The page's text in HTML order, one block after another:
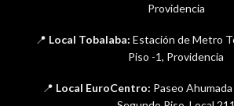
Providencia
📍 Local Tobalaba: Estación de Metro
Piso -1, Providencia
📍 Local EuroCentro: Paseo